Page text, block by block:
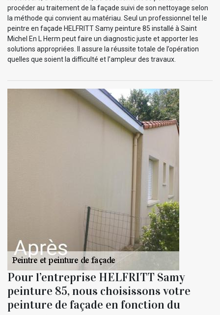
procéder au traitement de la façade suivi de son nettoyage selon
la méthode qui convient au matériau. Seul un professionnel tel le
peintre en façade HELFRITT Samy peinture 85 installé à Saint
Michel En L Herm peut faire un diagnostic juste et apporter les
solutions appropriées. Il assure la réussite totale de l’opération
quelles que soient la difficulté et l’ampleur des travaux.
Pour l’entreprise HELFRITT Samy
peinture 85, nous choisissons votre
peinture de façade en fonction du